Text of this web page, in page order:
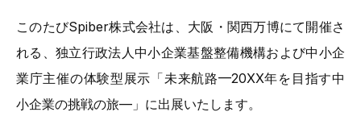
このたびSpiber株式会社は、大阪・関西万博にて開催さ
れる、独立行政法人中小企業基盤整備機構および中小企
業庁主催の体験型展示「未来航路—20XX年を目指す中
小企業の挑戦の旅—」に出展いたします。